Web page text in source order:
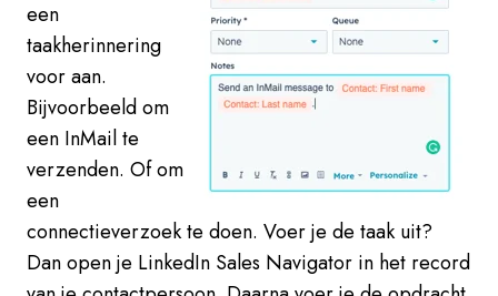
een
taakherinnering
voor aan.
Bijvoorbeeld om
een InMail te
verzenden. Of om
een
connectieverzoek te doen. Voer je de taak uit?
Dan open je LinkedIn Sales Navigator in het record